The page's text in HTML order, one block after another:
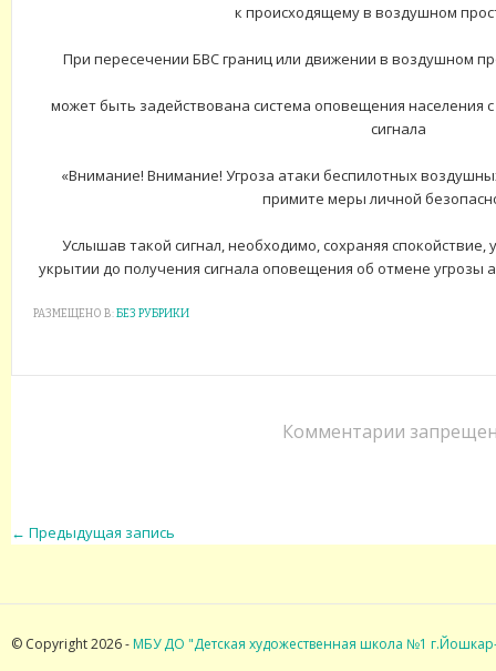
к происходящему в воздушном
При пересечении БВС границ или движении в воздушном
может быть задействована система оповещения населения
сигнала
«Внимание! Внимание! Угроза атаки беспилотных
примите меры личной
Услышав такой сигнал, необходимо, сохраняя
укрытии до получения сигнала оповещения об отмене угрозы
РАЗМЕЩЕНО В:БЕЗ РУБРИКИ
Комментарии
← Предыдущая запись
© Copyright 2026 -МБУ ДО "Детская художественная школа №1